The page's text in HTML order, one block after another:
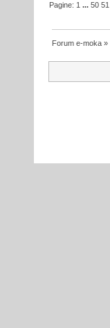
Pagine: 1 ...50 51
Forum e-moka »